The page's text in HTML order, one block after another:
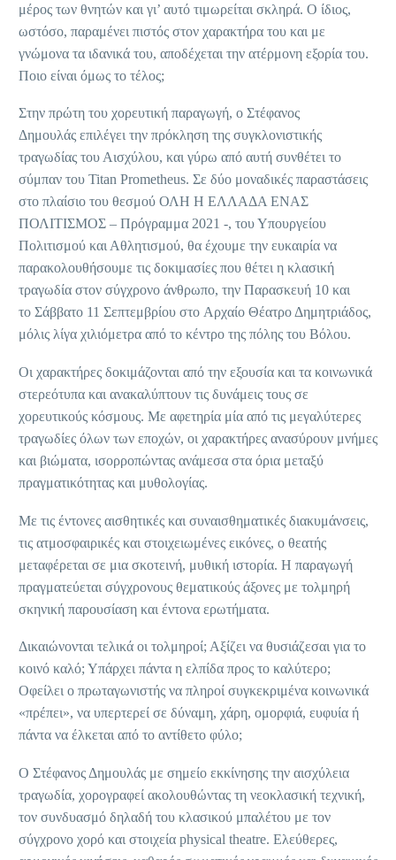
μέρος των θνητών και γι’ αυτό τιμωρείται σκληρά. Ο ίδιος,
ωστόσο, παραμένει πιστός στον χαρακτήρα του και με
γνώμονα τα ιδανικά του, αποδέχεται την ατέρμονη εξορία του.
Ποιο είναι όμως το τέλος;
Στην πρώτη του χορευτική παραγωγή, ο Στέφανος
Δημουλάς επιλέγει την πρόκληση της συγκλονιστικής
τραγωδίας του Αισχύλου, και γύρω από αυτή συνθέτει το
σύμπαν του Titan Prometheus. Σε δύο μοναδικές παραστάσεις
στο πλαίσιο του θεσμού ΟΛΗ Η ΕΛΛΑΔΑ ΕΝΑΣ
ΠΟΛΙΤΙΣΜΟΣ – Πρόγραμμα 2021 -, του Υπουργείου
Πολιτισμού και Αθλητισμού, θα έχουμε την ευκαιρία να
παρακολουθήσουμε τις δοκιμασίες που θέτει η κλασική
τραγωδία στον σύγχρονο άνθρωπο, την Παρασκευή 10 και
το Σάββατο 11 Σεπτεμβρίου στο Αρχαίο Θέατρο Δημητριάδος,
μόλις λίγα χιλιόμετρα από το κέντρο της πόλης του Βόλου.
Οι χαρακτήρες δοκιμάζονται από την εξουσία και τα κοινωνικά
στερεότυπα και ανακαλύπτουν τις δυνάμεις τους σε
χορευτικούς κόσμους. Με αφετηρία μία από τις μεγαλύτερες
τραγωδίες όλων των εποχών, οι χαρακτήρες ανασύρουν μνήμες
και βιώματα, ισορροπώντας ανάμεσα στα όρια μεταξύ
πραγματικότητας και μυθολογίας.
Με τις έντονες αισθητικές και συναισθηματικές διακυμάνσεις,
τις ατμοσφαιρικές και στοιχειωμένες εικόνες, ο θεατής
μεταφέρεται σε μια σκοτεινή, μυθική ιστορία. Η παραγωγή
πραγματεύεται σύγχρονους θεματικούς άξονες με τολμηρή
σκηνική παρουσίαση και έντονα ερωτήματα.
Δικαιώνονται τελικά οι τολμηροί; Αξίζει να θυσιάζεσαι για το
κοινό καλό; Υπάρχει πάντα η ελπίδα προς το καλύτερο;
Οφείλει ο πρωταγωνιστής να πληροί συγκεκριμένα κοινωνικά
«πρέπει», να υπερτερεί σε δύναμη, χάρη, ομορφιά, ευφυία ή
πάντα να έλκεται από το αντίθετο φύλο;
Ο Στέφανος Δημουλάς με σημείο εκκίνησης την αισχύλεια
τραγωδία, χορογραφεί ακολουθώντας τη νεοκλασική τεχνική,
τον συνδυασμό δηλαδή του κλασικού μπαλέτου με τον
σύγχρονο χορό και στοιχεία physical theatre. Ελεύθερες,